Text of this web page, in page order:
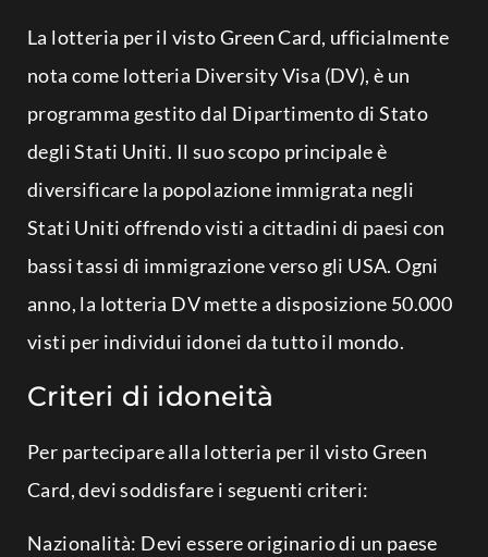
La lotteria per il visto Green Card, ufficialmente
nota come lotteria Diversity Visa (DV), è un
programma gestito dal Dipartimento di Stato
degli Stati Uniti. Il suo scopo principale è
diversificare la popolazione immigrata negli
Stati Uniti offrendo visti a cittadini di paesi con
bassi tassi di immigrazione verso gli USA. Ogni
anno, la lotteria DV mette a disposizione 50.000
visti per individui idonei da tutto il mondo.
Criteri di idoneità
Per partecipare alla lotteria per il visto Green
Card, devi soddisfare i seguenti criteri:
Nazionalità: Devi essere originario di un paese